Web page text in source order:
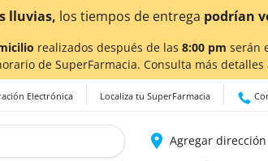
en Aguascalientes!Daclic aquípara
realizados después de las 8:00 pm serán
de SuperFarmacia. Consulta más detalles
Electrónica Localiza tu SuperFarmacia
Agregar dirección